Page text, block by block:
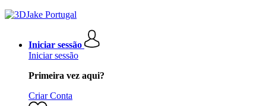
Iniciar sessão
Iniciar sessão
Primeira vez aqui?
Criar Conta